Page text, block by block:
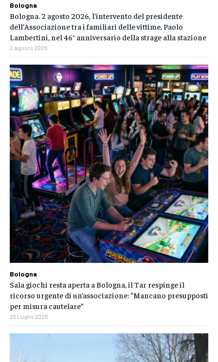
Bologna
Bologna. 2 agosto 2026, l’intervento del presidente
dell’Associazione tra i familiari delle vittime, Paolo
Lambertini, nel 46° anniversario della strage alla stazione
2 Agosto 2026
Bologna
Sala giochi resta aperta a Bologna, il Tar respinge il
ricorso urgente di un’associazione: “Mancano presupposti
per misura cautelare”
23 Luglio 2026